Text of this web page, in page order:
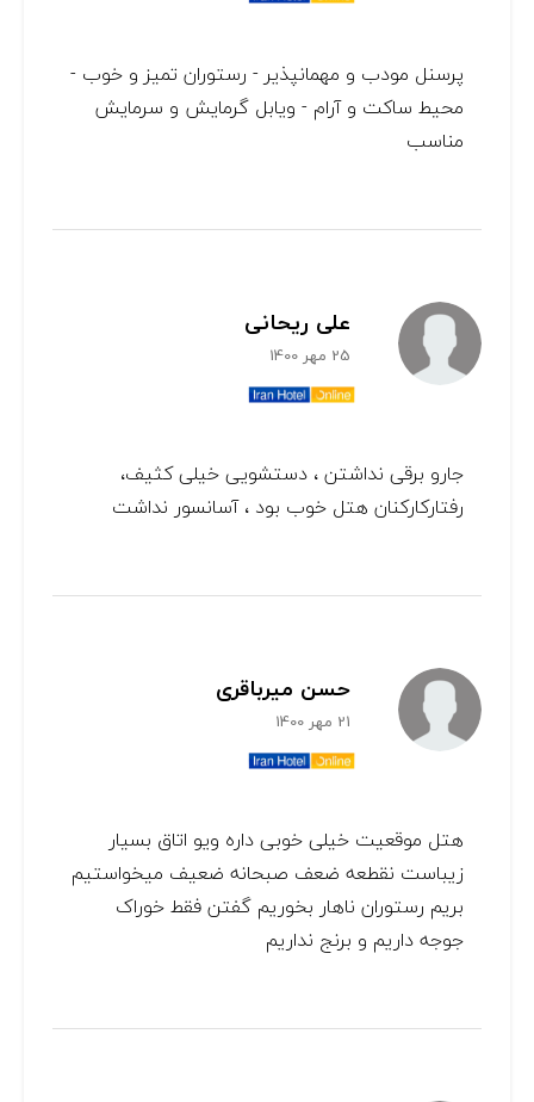
پرسنل مودب و مهمانپذير - رستوران تميز و خوب -
محيط ساكت و آرام - ويابل گرمايش و سرمايش
مناسب
علی ریحانی
25 مهر 1400
جارو برقی نداشتن ، دستشویی خیلی کثیف،
رفتارکارکنان هتل خوب بود ، آسانسور نداشت
حسن میرباقری
21 مهر 1400
هتل موقعیت خیلی خوبی داره ویو اتاق بسیار
زیباست نقطعه ضعف صبحانه ضعیف میخواستیم
بریم رستوران ناهار بخوریم گفتن فقط خوراک
جوجه داریم و برنج نداریم